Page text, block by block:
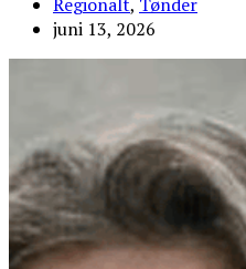
juni 13, 2026